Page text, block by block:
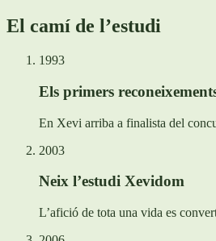
El camí de l’estudi
1993
Els primers
En Xevi arriba a finalista del
2003
Neix l’estudi Xevidom
L’afició de tota una vida es